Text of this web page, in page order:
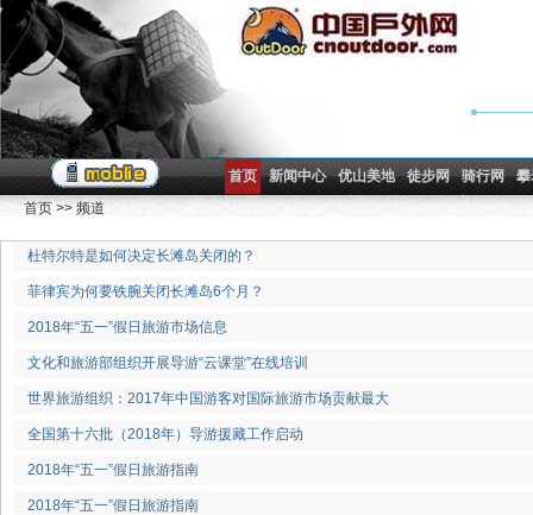
首页 新闻中心 优山美地 徒步网 骑行网
首页 >> 频道
杜特尔特是如何决定长滩岛关闭的？
菲律宾为何要铁腕关闭长滩岛6个月？
2018年“五一”假日旅游市场信息
文化和旅游部组织开展导游“云课堂”在线培训
世界旅游组织：2017年中国游客对国际旅游市场贡献最大
全国第十六批（2018年）导游援藏工作启动
2018年“五一”假日旅游指南
2018年“五一”假日旅游指南